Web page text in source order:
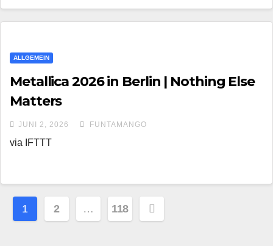
ALLGEMEIN
Metallica 2026 in Berlin | Nothing Else
Matters
JUNI 2, 2026 FUNTAMANGO
via IFTTT
Seitennummerierung
1 2 … 118